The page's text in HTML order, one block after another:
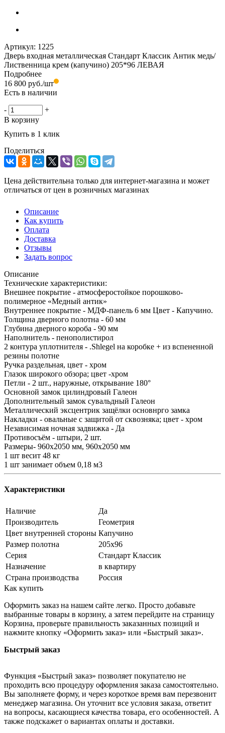
Артикул: 1225
Дверь входная металлическая Стандарт Классик Антик медь/
Лиственница крем (капучино) 205*96 ЛЕВАЯ
Подробнее
16 800 руб./шт
Есть в наличии
-
+
В корзину
Купить в 1 клик
Поделиться
Цена действительна только для интернет-магазина и может
отличаться от цен в розничных магазинах
Описание
Как купить
Оплата
Доставка
Отзывы
Задать вопрос
Описание
Технические характеристики:
Внешнее покрытие - атмосферостойкое порошково-
полимерное «Медный антик»
Внутреннее покрытие - МДФ-панель 6 мм Цвет - Капучино.
Толщина дверного полотна - 60 мм
Глубина дверного короба - 90 мм
Наполнитель - пенополистирол
2 контура уплотнителя - .Shlegel на коробке + из вспененной
резины полотне
Ручка раздельная, цвет - хром
Глазок широкого обзора; цвет -хром
Петли - 2 шт., наружные, открывание 180°
Основной замок цилиндровый Галеон
Дополнительный замок сувальдный Галеон
Металлический эксцентрик защёлки основнрго замка
Накладки - овальные с защитой от сквозняка; цвет - хром
Независимая ночная задвижка - Да
Противосъём - штыри, 2 шт.
Размеры- 960х2050 мм, 960х2050 мм
1 шт весит 48 кг
1 шт занимает объем 0,18 м3
Характеристики
Наличие
Да
Производитель
Геометрия
Цвет внутренней стороны Капучино
Размер полотна
205x96
Серия
Стандарт Классик
Назначение
в квартиру
Страна производства
Россия
Как купить
Оформить заказ на нашем сайте легко. Просто добавьте
выбранные товары в корзину, а затем перейдите на страницу
Корзина, проверьте правильность заказанных позиций и
нажмите кнопку «Оформить заказ» или «Быстрый заказ».
Быстрый заказ
Функция «Быстрый заказ» позволяет покупателю не
проходить всю процедуру оформления заказа самостоятельно.
Вы заполняете форму, и через короткое время вам перезвонит
менеджер магазина. Он уточнит все условия заказа, ответит
на вопросы, касающиеся качества товара, его особенностей. А
также подскажет о вариантах оплаты и доставки.